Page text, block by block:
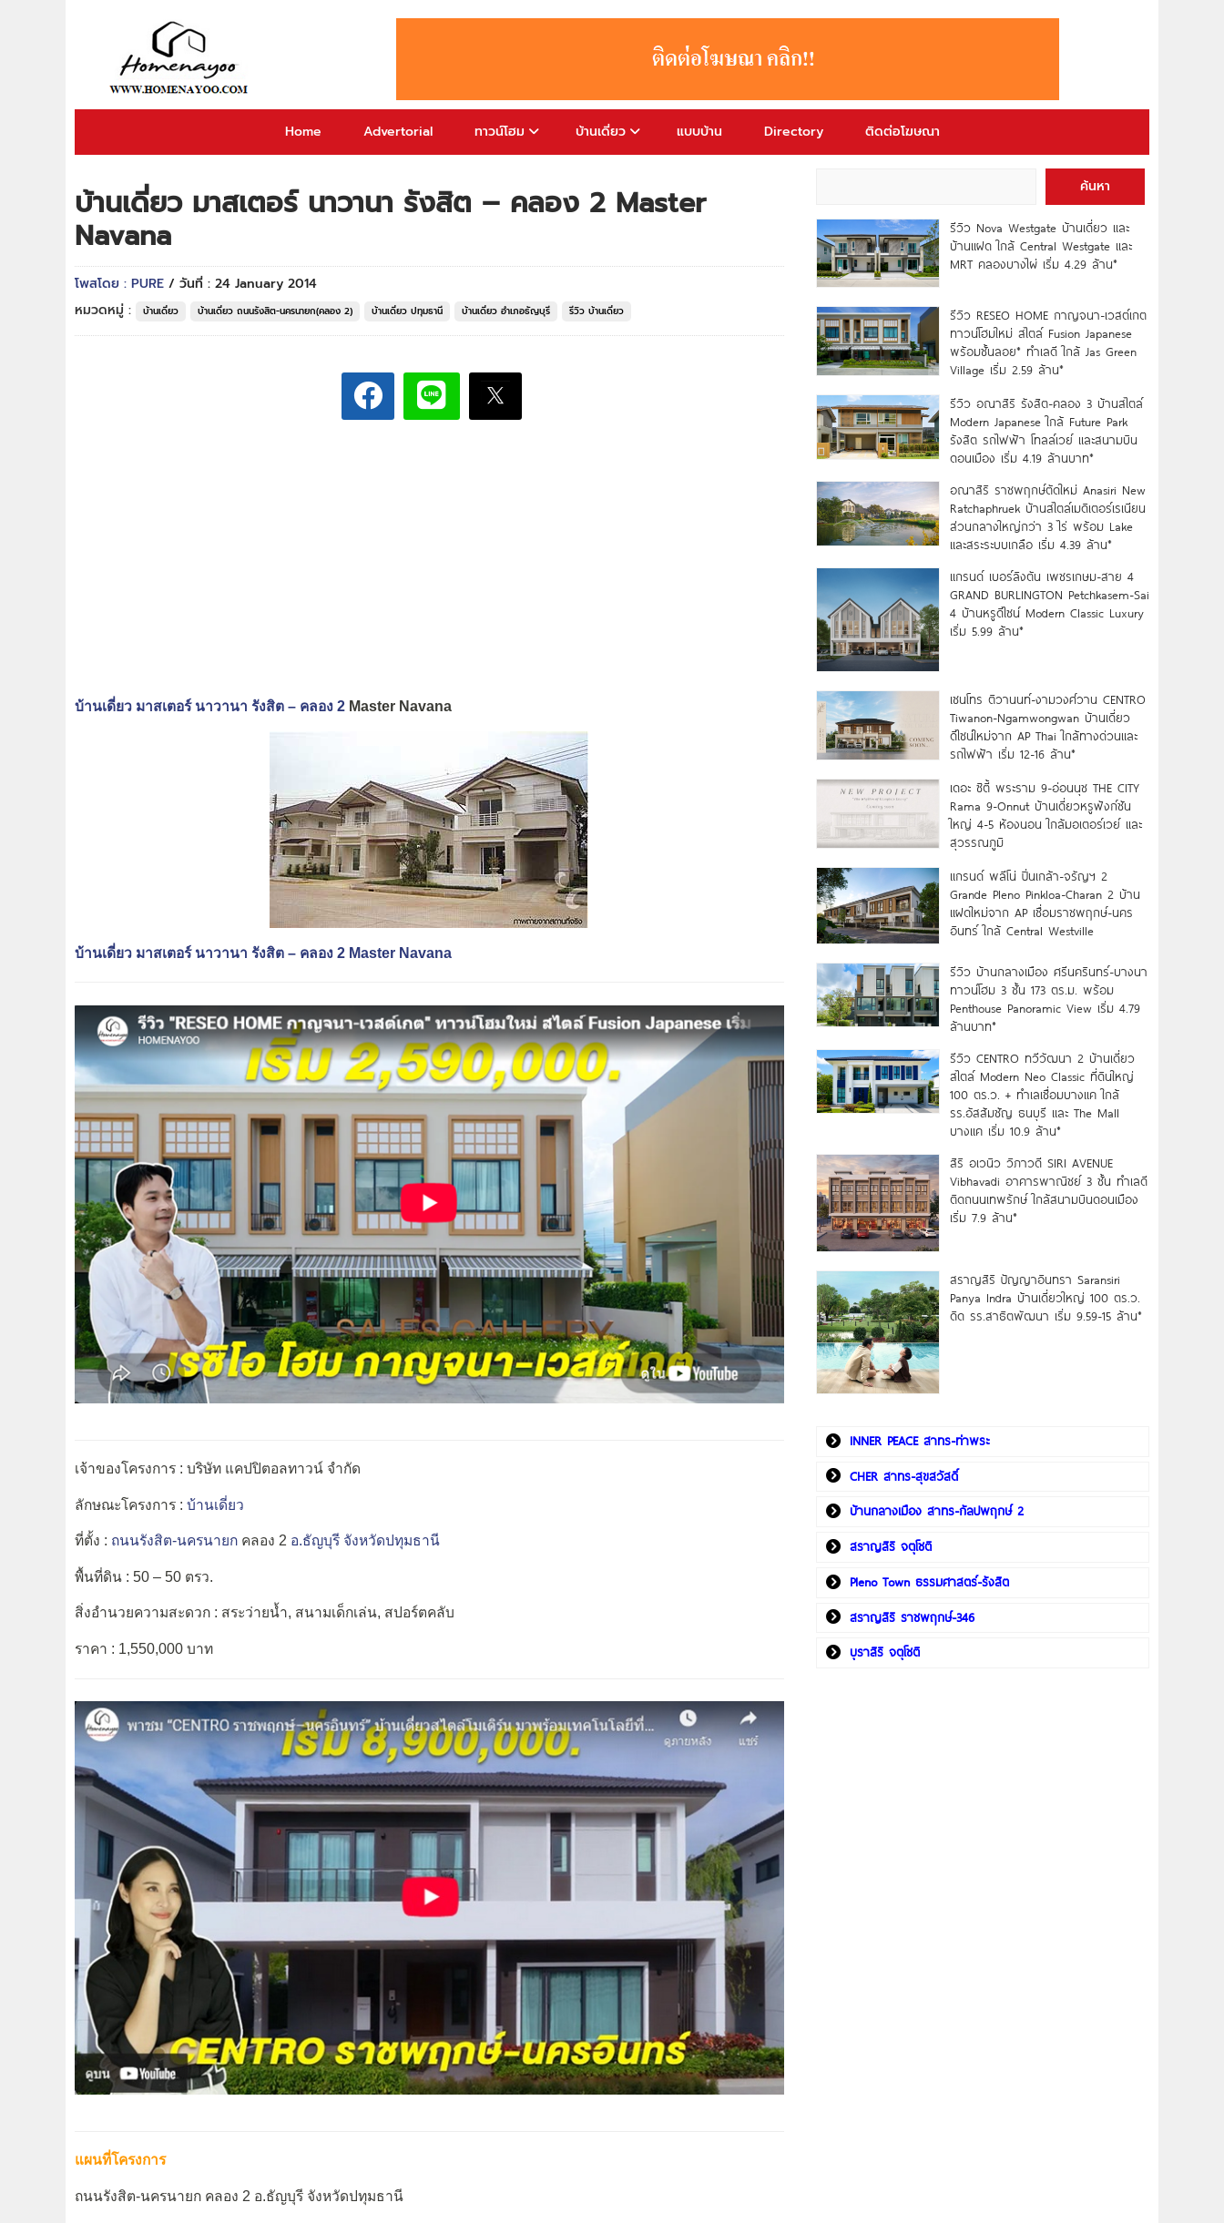
Home Advertorial ทาวน์โฮม บ้านเดี่ยว แบบบ้าน Directory ติดต่อโฆษณา
บ้านเดี่ยว มาสเตอร์ นาวานา รังสิต – คลอง 2 Master
Navana
โพสโดย : PURE / วันที่ : 24 January 2014
หมวดหมู่ :
บ้านเดี่ยว บ้านเดี่ยว ถนนรังสิต-นครนายก(คลอง 2) บ้านเดี่ยว ปทุมธานี บ้านเดี่ยว อำเภอธัญบุรี รีวิว บ้านเดี่ยว
บ้านเดี่ยว มาสเตอร์ นาวานา รังสิต – คลอง 2 Master Navana
บ้านเดี่ยว มาสเตอร์ นาวานา รังสิต – คลอง 2 Master Navana
เจ้าของโครงการ : บริษัท แคปปิตอลทาวน์ จำกัด
ลักษณะโครงการ : บ้านเดี่ยว
ที่ตั้ง : ถนนรังสิต-นครนายก คลอง 2 อ.ธัญบุรี จังหวัดปทุมธานี
พื้นที่ดิน : 50 – 50 ตรว.
สิ่งอำนวยความสะดวก : สระว่ายน้ำ, สนามเด็กเล่น, สปอร์ตคลับ
ราคา : 1,550,000 บาท
แผนที่โครงการ
ถนนรังสิต-นครนายก คลอง 2 อ.ธัญบุรี จังหวัดปทุมธานี
ค้นหา
รีวิว Nova Westgate บ้านเดี่ยว และ
บ้านแฝด ใกล้ Central Westgate และ
MRT คลองบางไผ่ เริ่ม 4.29 ล้าน*
รีวิว RESEO HOME กาญจนา-เวสต์เกต
ทาวน์โฮมใหม่ สไตล์ Fusion Japanese
พร้อมชั้นลอย* ทำเลดี ใกล้ Jas Green
Village เริ่ม 2.59 ล้าน*
รีวิว อณาสิริ รังสิต-คลอง 3 บ้านสไตล์
Modern Japanese ใกล้ Future Park
รังสิต รถไฟฟ้า โทลล์เวย์ และสนามบิน
ดอนเมือง เริ่ม 4.19 ล้านบาท*
อณาสิริ ราชพฤกษ์ตัดใหม่ Anasiri New
Ratchaphruek บ้านสไตล์เมดิเตอร์เรเนียน
ส่วนกลางใหญ่กว่า 3 ไร่ พร้อม Lake
และสระระบบเกลือ เริ่ม 4.39 ล้าน*
แกรนด์ เบอร์ลิงตัน เพชรเกษม-สาย 4
GRAND BURLINGTON Petchkasem-Sai
4 บ้านหรูดีไซน์ Modern Classic Luxury
เริ่ม 5.99 ล้าน*
เซนโทร ติวานนท์-งามวงศ์วาน CENTRO
Tiwanon-Ngamwongwan บ้านเดี่ยว
ดีไซน์ใหม่จาก AP Thai ใกล้ทางด่วนและ
รถไฟฟ้า เริ่ม 12-16 ล้าน*
เดอะ ซิตี้ พระราม 9-อ่อนนุช THE CITY
Rama 9-Onnut บ้านเดี่ยวหรูฟังก์ชัน
ใหญ่ 4-5 ห้องนอน ใกล้มอเตอร์เวย์ และ
สุวรรณภูมิ
แกรนด์ พลีโน่ ปิ่นเกล้า-จรัญฯ 2
Grande Pleno Pinkloa-Charan 2 บ้าน
แฝดใหม่จาก AP เชื่อมราชพฤกษ์-นคร
อินทร์ ใกล้ Central Westville
รีวิว บ้านกลางเมือง ศรีนครินทร์-บางนา
ทาวน์โฮม 3 ชั้น 173 ตร.ม. พร้อม
Penthouse Panoramic View เริ่ม 4.79
ล้านบาท*
รีวิว CENTRO ทวีวัฒนา 2 บ้านเดี่ยว
สไตล์ Modern Neo Classic ที่ดินใหญ่
100 ตร.ว. + ทำเลเชื่อมบางแค ใกล้
รร.อัสสัมชัญ ธนบุรี และ The Mall
บางแค เริ่ม 10.9 ล้าน*
สิริ อเวนิว วิภาวดี SIRI AVENUE
Vibhavadi อาคารพาณิชย์ 3 ชั้น ทำเลดี
ติดถนนเทพรักษ์ ใกล้สนามบินดอนเมือง
เริ่ม 7.9 ล้าน*
สราญสิริ ปัญญาอินทรา Saransiri
Panya Indra บ้านเดี่ยวใหญ่ 100 ตร.ว.
ดิด รร.สาธิตพัฒนา เริ่ม 9.59-15 ล้าน*
INNER PEACE สาทร-ท่าพระ
CHER สาทร-สุขสวัสดิ์
บ้านกลางเมือง สาทร-กัลปพฤกษ์ 2
สราญสิริ จตุโชติ
Pleno Town ธรรมศาสตร์-รังสิต
สราญสิริ ราชพฤกษ์-346
บุราสิริ จตุโชติ